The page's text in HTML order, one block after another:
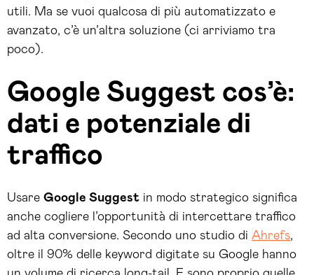
utili. Ma se vuoi qualcosa di più automatizzato e
avanzato, c’è un’altra soluzione (ci arriviamo tra
poco).
Google Suggest cos’è:
dati e potenziale di
traffico
Usare Google Suggest in modo strategico significa
anche cogliere l’opportunità di intercettare traffico
ad alta conversione. Secondo uno studio di Ahrefs,
oltre il 90% delle keyword digitate su Google hanno